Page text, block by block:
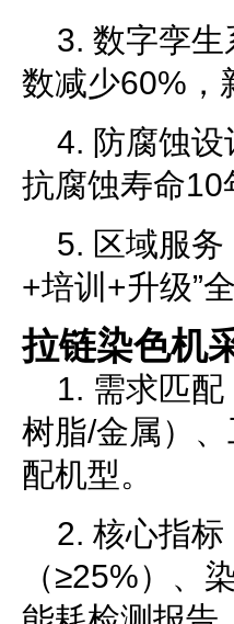
3. 数字孪
数减少60%，
4. 防腐蚀
抗腐蚀寿命10
5. 区域服务
+培训+升级”
拉链染色机
1. 需求匹
树脂/金属）
配机型。
2. 核心指
（≥25%）、